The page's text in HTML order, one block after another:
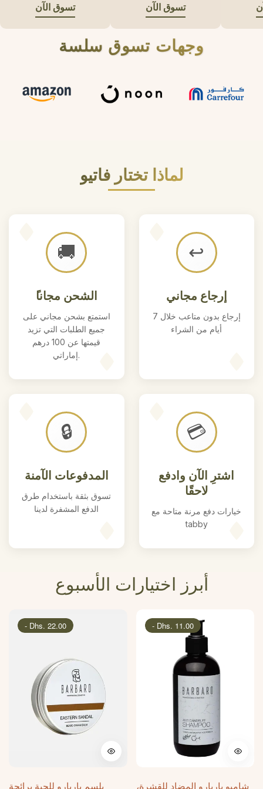
تسوق الآن تسوق الآن
وجهات تسوق سلسة
لماذا تختار فاتيو
🚚
ًالشحن مجانا
استمتع بشحن مجاني على
جميع الطلبات التي تزيد
قيمتها عن 100 درهم
إماراتي.
↩️
إرجاع مجاني
إرجاع بدون متاعب خلال 7
أيام من الشراء
🔒
المدفوعات الآمنة
تسوق بثقة باستخدام طرق
الدفع المشفرة لدينا
💳
اشترِ الآن وادفع
لاحقًا
خيارات دفع مرنة متاحة مع
tabby
أبرز اختيارات الأسبوع
- Dhs. 22.00
بلسم باربارو للحية برائحة
- Dhs. 11.00
شامبو باربارو المضاد للقشرة،